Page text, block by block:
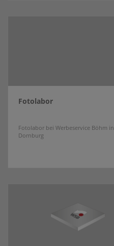
Fotolabor
Fotolabor bei Werbeservice Böhm in
Dornburg